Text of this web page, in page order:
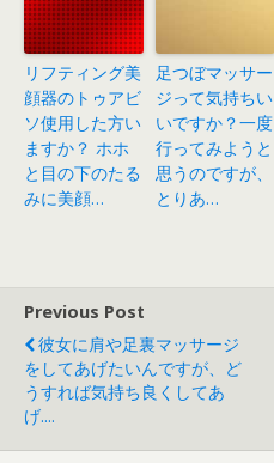
リフティング美
顔器のトゥアビ
ソ使用した方い
ますか？ ホホ
と目の下のたる
みに美顔…
足つぼマッサー
ジって気持ちい
いですか？一度
行ってみようと
思うのですが、
とりあ…
Previous Post
彼女に肩や足裏マッサージ
をしてあげたいんですが、ど
うすれば気持ち良くしてあ
げ....